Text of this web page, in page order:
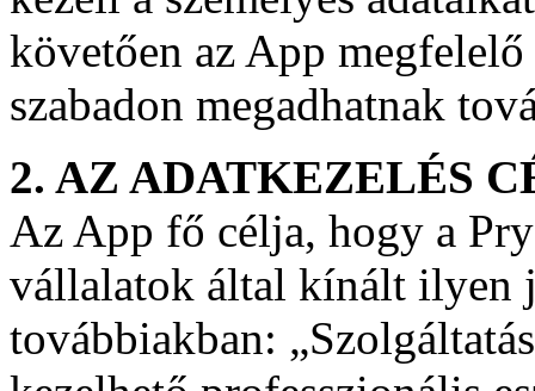
követően az App
szabadon megadhatnak
2. AZ ADATKEZELÉS
Az App fő célja, hogy a
vállalatok által kínált ilyen
továbbiakban: